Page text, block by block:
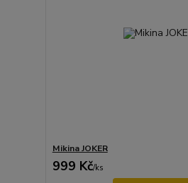
Mikina JOKER
999 Kč/ks